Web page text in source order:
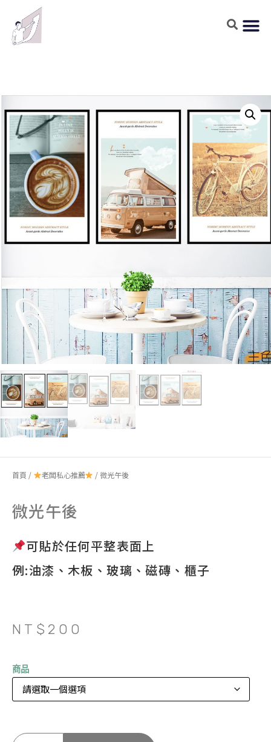
首頁 / 老闆私心推薦 / 微光午後
微光午後
可貼於任何平整表面上
例:油漆、木板、玻璃、磁磚、櫃子
NT$ 200
商品